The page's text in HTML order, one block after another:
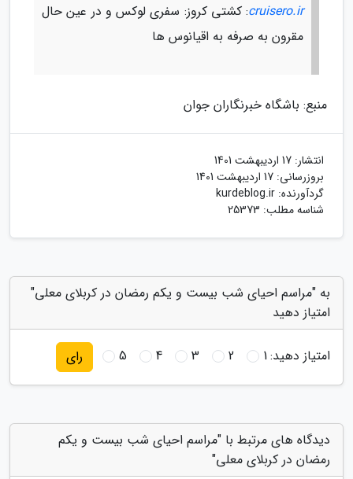
cruisero.ir: کشتی کروز: سفری لوکس و در عین حال
مقرون به صرفه به اقیانوس ها
منبع: باشگاه خبرنگاران جوان
انتشار: 17 اردیبهشت 1401
بروزرسانی: 17 اردیبهشت 1401
گردآورنده: kurdeblog.ir
شناسه مطلب: 25373
به "مراسم احیای شب بیست و یکم رمضان در کربلای معلی"
امتیاز دهید
امتیاز دهید:1
2
3
4
5 رای
دیدگاه های مرتبط با "مراسم احیای شب بیست و یکم
رمضان در کربلای معلی"